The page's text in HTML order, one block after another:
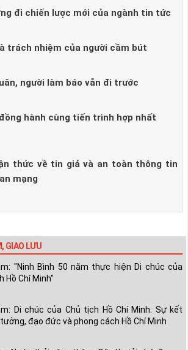
đi chiến lược mới của ngành tin tức
trách nhiệm của người cầm bút
người làm báo vẫn đi trước
hành cùng tiến trình hợp nhất
thức về tin giả và an toàn thông tin
mạng
GIAO LƯU
"Ninh Bình 50 năm thực hiện Di chúc của
Hồ Chí Minh"
Di chúc của Chủ tịch Hồ Chí Minh: Sự kết
đạo đức và phong cách Hồ Chí Minh